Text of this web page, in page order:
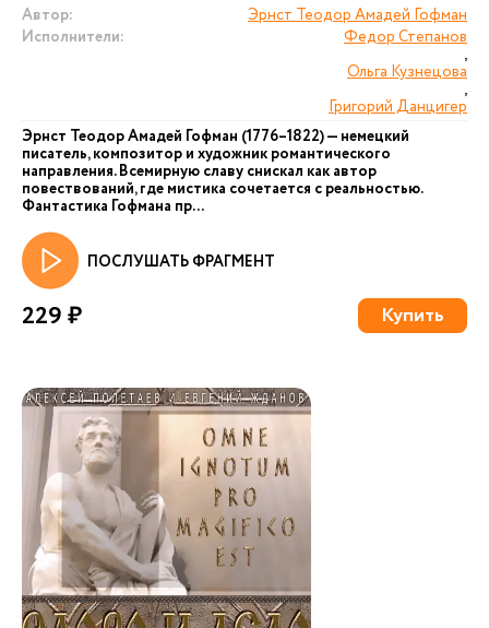
Автор:
Эрнст Теодор Амадей Гофман
Исполнители:
Федор Степанов
,
Ольга Кузнецова
,
Григорий Данцигер
Эрнст Теодор Амадей Гофман (1776–1822) — немецкий
писатель, композитор и художник романтического
направления. Всемирную славу снискал как автор
повествований, где мистика сочетается с реальностью.
Фантастика Гофмана пр...
ПОСЛУШАТЬ ФРАГМЕНТ
229 ₽ Купить